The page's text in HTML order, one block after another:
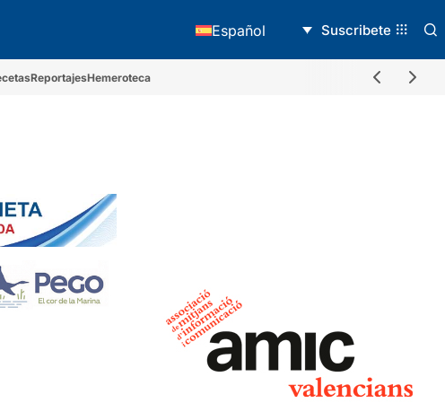
Español Suscribete
ReportajesHemeroteca